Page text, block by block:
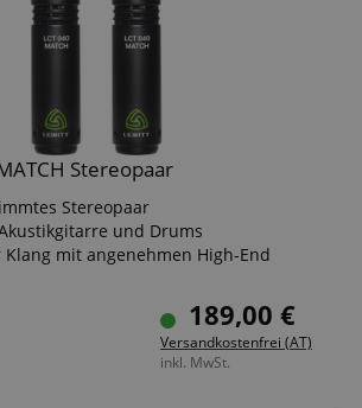
Stereopaar
Stereopaar
und Drums
Klang mit angenehmen High-End
leichtes Aluminiumgehäuse
2x Mikrofonhalterung und
189,00 €
Versandkostenfrei (AT)
inkl. MwSt.